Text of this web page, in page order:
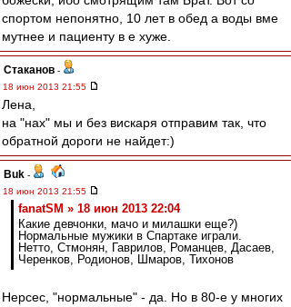
спортом непонятно, 10 лет в обед а воды вме
мутнее и пациенту в е хуже.
Cтаканов -
18 июн 2013 21:55
Лена,
на "нах" мы и без вискаря отправим так, что
обратной дороги не найдет:)
Buk -
18 июн 2013 21:55
fanatSM » 18 июн 2013 22:04
Какие девчонки, мачо и милашки еще?)
Нормальные мужики в Спартаке играли.
Нетто, Стмонян, Гаврилов, Романцев, Дасаев,
Черенков, Родионов, Шмаров, Тихонов
Нерсес, "нормальные" - да. Но в 80-е у многих